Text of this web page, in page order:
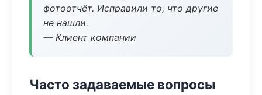
фотоотчёт. Исправили то, что другие
не нашли.
— Клиент компании
Часто задаваемые вопросы